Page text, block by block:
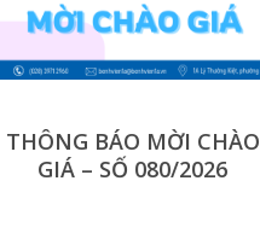
THÔNG BÁO MỜI CHÀO
GIÁ – SỐ 080/2026